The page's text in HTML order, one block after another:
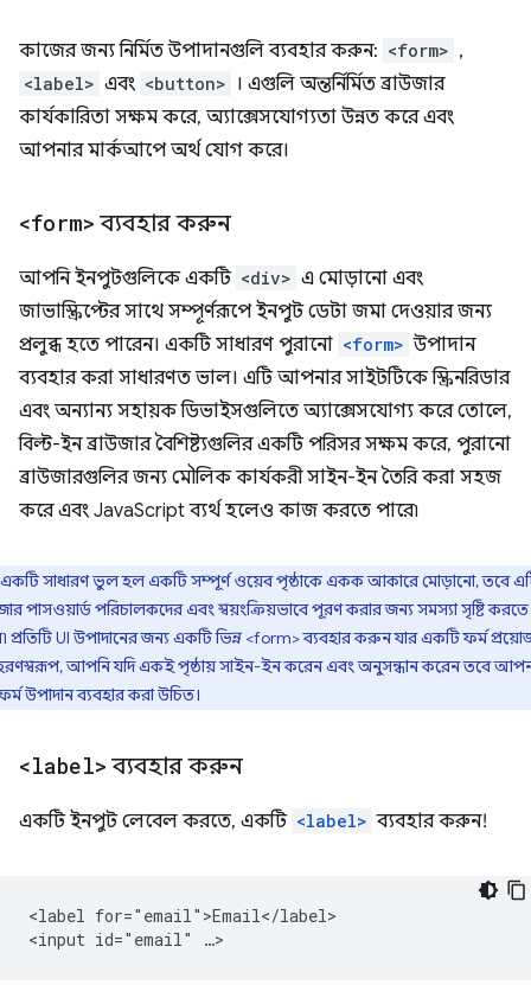
কাজের জন্য নির্মিত উপাদানগুলি ব্যবহার করুন: <form> ,
<label> এবং <button> । এগুলি অন্তর্নির্মিত ব্রাউজার
কার্যকারিতা সক্ষম করে, অ্যাক্সেসযোগ্যতা উন্নত করে এবং
আপনার মার্কআপে অর্থ যোগ করে।
<form> ব্যবহার করুন
আপনি ইনপুটগুলিকে একটি <div> এ মোড়ানো এবং
জাভাস্ক্রিপ্টের সাথে সম্পূর্ণরূপে ইনপুট ডেটা জমা দেওয়ার জন্য
প্রলুব্ধ হতে পারেন। একটি সাধারণ পুরানো <form> উপাদান
ব্যবহার করা সাধারণত ভাল। এটি আপনার সাইটটিকে স্ক্রিনরিডার
এবং অন্যান্য সহায়ক ডিভাইসগুলিতে অ্যাক্সেসযোগ্য করে তোলে,
বিল্ট-ইন ব্রাউজার বৈশিষ্ট্যগুলির একটি পরিসর সক্ষম করে, পুরানো
ব্রাউজারগুলির জন্য মৌলিক কার্যকরী সাইন-ইন তৈরি করা সহজ
করে এবং JavaScript ব্যর্থ হলেও কাজ করতে পারে৷
একটি সাধারণ ভুল হল একটি সম্পূর্ণ ওয়েব পৃষ্ঠাকে একক আকারে মোড়ানো, তবে
পাসওয়ার্ড পরিচালকদের এবং স্বয়ংক্রিয়ভাবে পূরণ করার জন্য সমস্যা সৃষ্টি করতে
প্রতিটি UI উপাদানের জন্য একটি ভিন্ন <form> ব্যবহার করুন যার একটি ফর্ম
আপনি যদি একই পৃষ্ঠায় সাইন-ইন করেন এবং অনুসন্ধান করেন তবে
উপাদান ব্যবহার করা উচিত।
<label> ব্যবহার করুন
একটি ইনপুট লেবেল করতে, একটি <label> ব্যবহার করুন!
<label for="email">Email</label>